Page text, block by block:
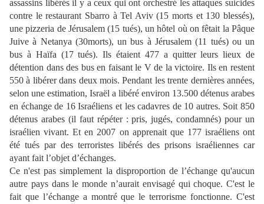
assassins libérés il y a ceux qui ont orchestré les attaques suicides
contre le restaurant Sbarro à Tel Aviv (15 morts et 130 blessés),
une pizzeria de Jérusalem (15 tués), un hôtel où on fêtait la Pâque
Juive à Netanya (30morts), un bus à Jérusalem (11 tués) ou un
bus à Haïfa (17 tués). Ils étaient 477 a quitter leurs lieux de
détention dans des bus en faisant le V de la victoire. Ils en restent
550 à libérer dans deux mois. Pendant les trente dernières années,
selon une estimation, Israël a libéré environ 13.500 détenus arabes
en échange de 16 Israéliens et les cadavres de 10 autres. Soit 850
détenus arabes (il faut répéter : pris, jugés, condamnés) pour un
israélien vivant. Et en 2007 on apprenait que 177 israéliens ont
été tués par des terroristes libérés des prisons israéliennes car
ayant fait l’objet d’échanges.
Ce n'est pas simplement la disproportion de l’échange qu'aucun
autre pays dans le monde n’aurait envisagé qui choque. C'est le
fait que l’échange a montré que le terrorisme fonctionne. C'est